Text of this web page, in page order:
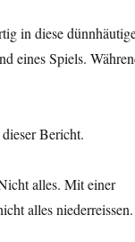
in diese
eines Spiels.
Bericht.
alles. Mit einer
alles niederreissen.